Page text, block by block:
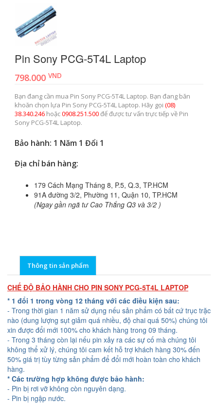
Pin Sony PCG-5T4L Laptop
798.000 VND
Bạn đang cần mua Pin Sony PCG-5T4L Laptop. Bạn đang băn
khoăn chọn lựa Pin Sony PCG-5T4L Laptop. Hãy gọi (08)
38.340.246 hoặc0908.251.500để được tư vấn trực tiếp về Pin
Sony PCG-5T4L Laptop.
Bảo hành: 1 Năm 1 Đổi 1
Địa chỉ bán hàng:
179 Cách Mạng Tháng 8, P.5, Q.3, TP.HCM
91A đường 3/2, Phường 11, Quận 10, TP.HCM
(Ngay gần ngã tư Cao Thắng Q3 và 3/2 )
Thông tin sản phẩm
CHẾ ĐỘ BẢO HÀNH CHO PIN SONY PCG-5T4L LAPTOP
* 1 đổi 1 trong vòng 12 tháng với các điều kiện sau:
- Trong thời gian 1 năm sử dụng nếu sản phẩm có bất cứ trục trặc
nào (dung lượng sụt giảm quá nhiều, độ chai quá 50%) chúng tôi
xin được đổi mới 100% cho khách hàng trong 09 tháng.
- Trong 3 tháng còn lại nếu pin xảy ra các sự cố mà chúng tôi
không thể xử lý, chúng tôi cam kết hỗ trợ khách hàng 30% đến
50% giá trị tùy từng sản phẩm để đổi mới hoàn toàn cho khách
hàng.
* Các trường hợp không được bảo hành:
- Pin bị rơi vỡ không còn nguyên dạng.
- Pin bị ngập nước.